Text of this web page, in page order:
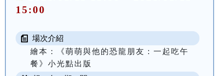
15:00
場次介紹
繪本：《萌萌與他的恐龍朋友：一起吃午
餐》小光點出版